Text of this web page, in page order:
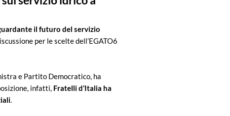
il futuro del servizio
per le scelte dell’EGATO6
e Partito Democratico, ha
infatti, Fratelli d’Italia ha
.